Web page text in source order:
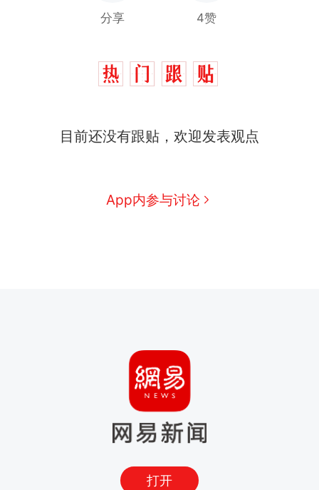
分享 4赞
目前还没有跟贴，欢迎发表观点
App内参与讨论
打开